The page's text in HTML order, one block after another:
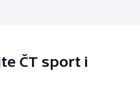
ČT sport i